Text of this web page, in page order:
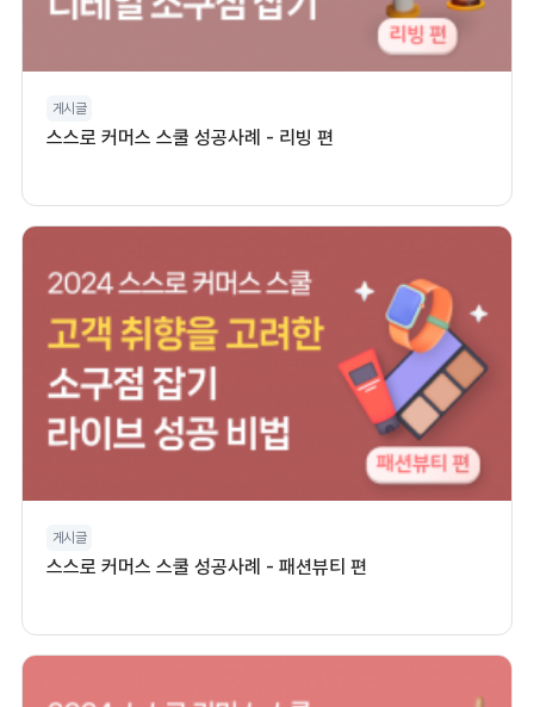
게시글
스스로 커머스 스쿨 성공사례 - 리빙 편
게시글
스스로 커머스 스쿨 성공사례 - 패션뷰티 편